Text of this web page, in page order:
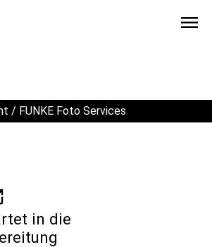
menu
/ FUNKE Foto Services
in die